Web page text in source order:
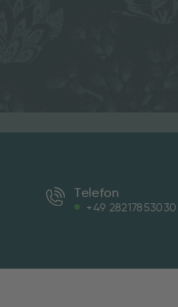
Telefon
+49 28217853030